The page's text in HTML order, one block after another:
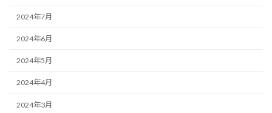
2024年7月
2024年6月
2024年5月
2024年4月
2024年3月